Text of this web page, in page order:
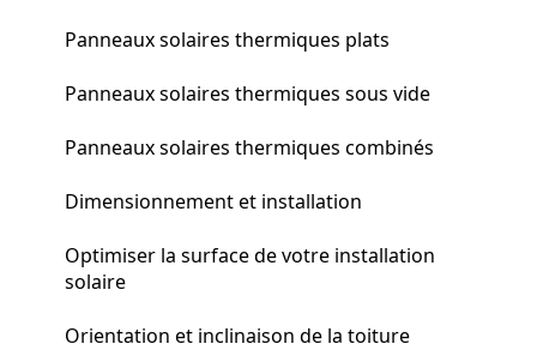
Panneaux solaires thermiques plats
Panneaux solaires thermiques sous vide
Panneaux solaires thermiques combinés
Dimensionnement et installation
Optimiser la surface de votre installation
solaire
Orientation et inclinaison de la toiture